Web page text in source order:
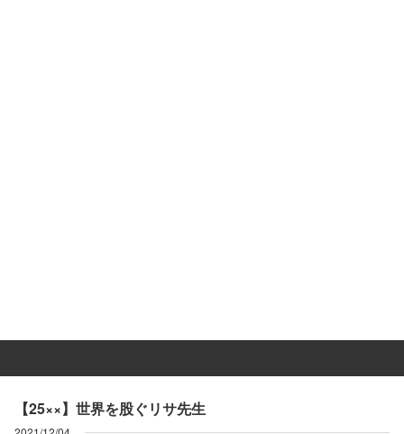
【25××】世界を股ぐリサ先生